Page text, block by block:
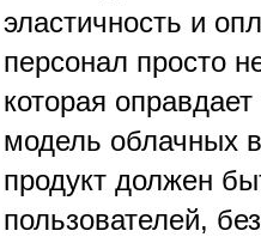
эластичность и
персонал просто
которая
модель облачных
продукт должен
пользователей,